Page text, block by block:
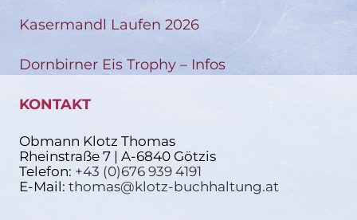
Kasermandl Laufen 2026
Dornbirner Eis Trophy – Infos
KONTAKT
Obmann Klotz Thomas
Rheinstraße 7 | A-6840 Götzis
Telefon: +43 (0)676 939 4191
E-Mail: thomas@klotz-buchhaltung.at